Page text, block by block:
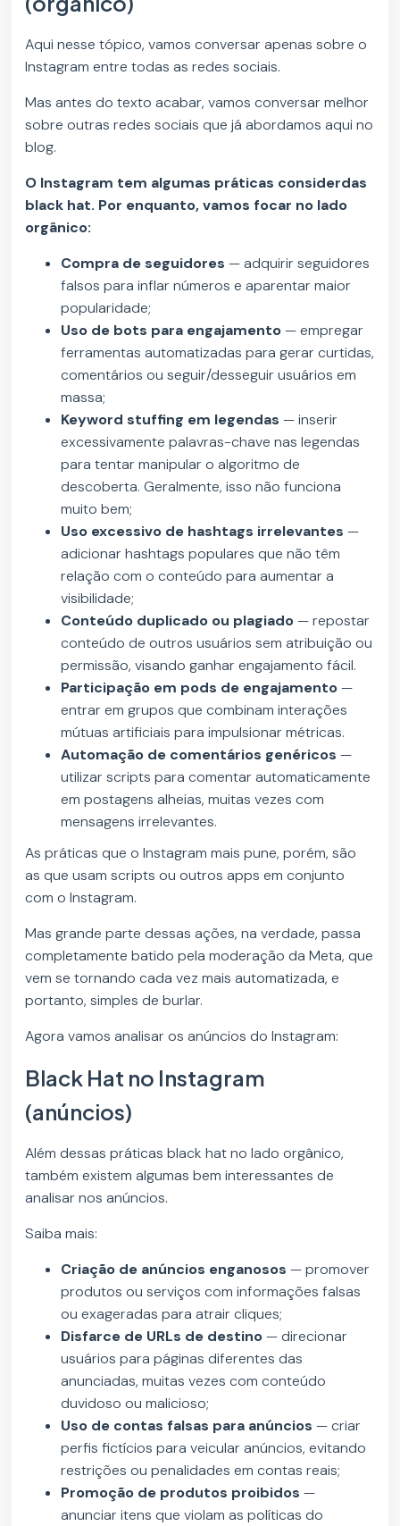
Aqui nesse tópico, vamos conversar apenas sobre o
Instagram entre todas as redes sociais.
Mas antes do texto acabar, vamos conversar melhor
sobre outras redes sociais que já abordamos aqui no
blog.
O Instagram tem algumas práticas considerdas
black hat. Por enquanto, vamos focar no lado
orgânico:
Compra de seguidores— adquirir seguidores
falsos para inflar números e aparentar maior
popularidade;
Uso de bots para engajamento— empregar
ferramentas automatizadas para gerar curtidas,
comentários ou seguir/desseguir usuários em
massa;
Keyword stuffing em legendas— inserir
excessivamente palavras-chave nas legendas
para tentar manipular o algoritmo de
descoberta. Geralmente, isso não funciona
muito bem;
Uso excessivo de hashtags irrelevantes—
adicionar hashtags populares que não têm
relação com o conteúdo para aumentar a
visibilidade;
Conteúdo duplicado ou plagiado— repostar
conteúdo de outros usuários sem atribuição ou
permissão, visando ganhar engajamento fácil.
Participação em pods de engajamento—
entrar em grupos que combinam interações
mútuas artificiais para impulsionar métricas.
Automação de comentários genéricos—
utilizar scripts para comentar automaticamente
em postagens alheias, muitas vezes com
mensagens irrelevantes.
As práticas que o Instagram mais pune, porém, são
as que usam scripts ou outros apps em conjunto
com o Instagram.
Mas grande parte dessas ações, na verdade, passa
completamente batido pela moderação da Meta, que
vem se tornando cada vez mais automatizada, e
portanto, simples de burlar.
Agora vamos analisar os anúncios do Instagram:
Black Hat no Instagram
(anúncios)
Além dessas práticas black hat no lado orgânico,
também existem algumas bem interessantes de
analisar nos anúncios.
Saiba mais:
Criação de anúncios enganosos— promover
produtos ou serviços com informações falsas
ou exageradas para atrair cliques;
Disfarce de URLs de destino— direcionar
usuários para páginas diferentes das
anunciadas, muitas vezes com conteúdo
duvidoso ou malicioso;
Uso de contas falsas para anúncios— criar
perfis fictícios para veicular anúncios, evitando
restrições ou penalidades em contas reais;
Promoção de produtos proibidos—
anunciar itens que violam as políticas do